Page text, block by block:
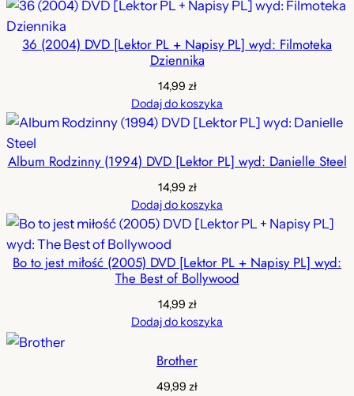
36 (2004) DVD [Lektor PL + Napisy PL] wyd: Filmoteka
Dziennika
14,99 zł
Dodaj do koszyka
Album Rodzinny (1994) DVD [Lektor PL] wyd: Danielle Steel
14,99 zł
Dodaj do koszyka
Bo to jest miłość (2005) DVD [Lektor PL + Napisy PL] wyd:
The Best of Bollywood
14,99 zł
Dodaj do koszyka
Brother
49,99 zł